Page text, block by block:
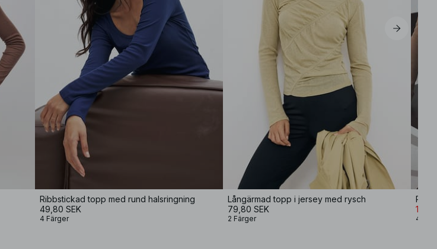
Ribbstickad topp med rund halsringning
49,80 SEK
4 Färger
Långärmad topp i jersey med rysch
79,80 SEK
2 Färger 4